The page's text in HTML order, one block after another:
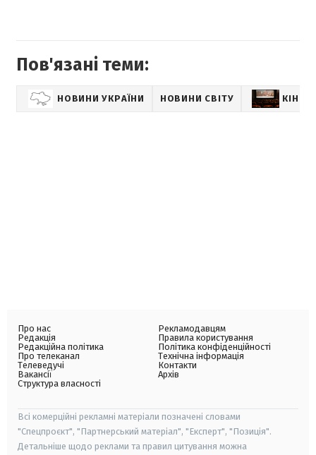
Пов'язані теми:
НОВИНИ УКРАЇНИ НОВИНИ СВІТУ КІНО
Про нас
Редакція
Редакційна політика
Про телеканал
Телеведучі
Вакансії
Структура власності
Рекламодавцям
Правила користування
Політика конфіденційності
Технічна інформація
Контакти
Архів
Всі комерційні рекламні матеріали позначені словами
"Спецпроєкт", "Партнерський матеріал", "Експерт", "Позиція".
Детальніше щодо реклами та правил цитування можна